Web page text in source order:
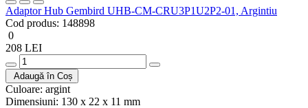
Adaptor Hub Gembird UHB-CM-CRU3P1U2P2-01, Argintiu
Cod produs: 148898
0
208 LEI
Adaugă în Coș
Culoare: argint
Dimensiuni: 130 x 22 x 11 mm